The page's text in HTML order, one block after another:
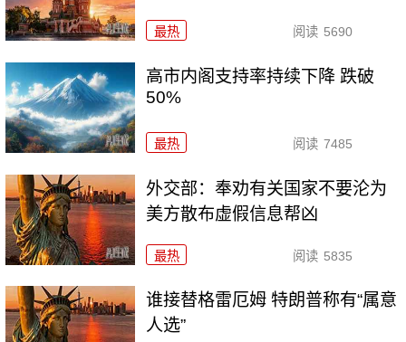
最热 阅读 5690
高市内阁支持率持续下降 跌破
50%
最热 阅读 7485
外交部：奉劝有关国家不要沦为
美方散布虚假信息帮凶
最热 阅读 5835
谁接替格雷厄姆 特朗普称有“属意
人选”